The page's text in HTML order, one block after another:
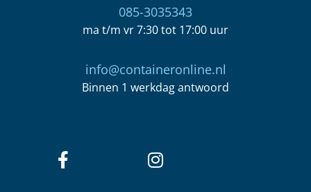
085-3035343
ma t/m vr 7:30 tot 17:00 uur
info@containeronline.nl
Binnen 1 werkdag antwoord